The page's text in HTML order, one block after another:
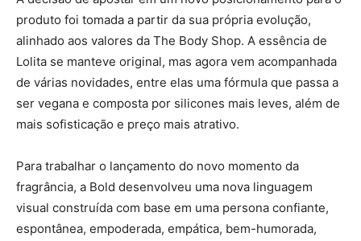
produto foi tomada a partir da sua própria evolução,
alinhado aos valores da The Body Shop. A essência de
Lolita se manteve original, mas agora vem acompanhada
de várias novidades, entre elas uma fórmula que passa a
ser vegana e composta por silicones mais leves, além de
mais sofisticação e preço mais atrativo.
Para trabalhar o lançamento do novo momento da
fragrância, a Bold desenvolveu uma nova linguagem
visual construída com base em uma persona confiante,
espontânea, empoderada, empática, bem-humorada,